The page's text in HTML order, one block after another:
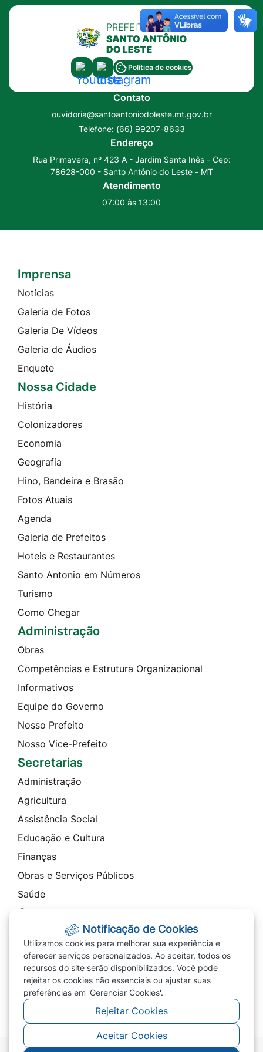
Ir
Acessar
a
Social
Youtube
Acessar
a
Rede
Social
Instagram
Política de cookies
Contato
ouvidoria@santoantoniodoleste.mt.gov.br
Telefone: (66) 99207-8633
Endereço
Rua Primavera, nº 423 A - Jardim Santa Inês - Cep:
78628-000 - Santo Antônio do Leste - MT
Atendimento
07:00 às 13:00
Seção do Rodapé e Contato
Imprensa
Notícias
Galeria de Fotos
Galeria De Vídeos
Galeria de Áudios
Enquete
Nossa Cidade
História
Colonizadores
Economia
Geografia
Hino, Bandeira e Brasão
Fotos Atuais
Agenda
Galeria de Prefeitos
Hoteis e Restaurantes
Santo Antonio em Números
Turismo
Como Chegar
Administração
Obras
Competências e Estrutura Organizacional
Informativos
Equipe do Governo
Nosso Prefeito
Nosso Vice-Prefeito
Secretarias
Administração
Agricultura
Assistência Social
Educação e Cultura
Finanças
Obras e Serviços Públicos
Saúde
Contato
Ouvidoria
SIC
Carta de Serviços
Notificação de Cookies
Utilizamos cookies para melhorar sua experiência e
oferecer serviços personalizados. Ao aceitar, todos os
recursos do site serão disponibilizados. Você pode
rejeitar os cookies não essenciais ou ajustar suas
preferências em 'Gerenciar Cookies'.
Rejeitar Cookies
Aceitar Cookies